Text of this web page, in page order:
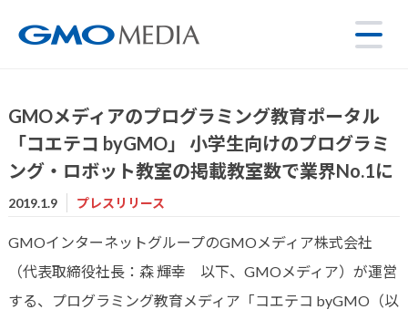
GMOメディアのプログラミング教育ポータル
「コエテコ byGMO」 小学生向けのプログラミ
ング・ロボット教室の掲載教室数で業界No.1に
2019.1.9 プレスリリース
GMOインターネットグループのGMOメディア株式会社
（代表取締役社長：森 輝幸 以下、GMOメディア）が運営
する、プログラミング教育メディア「コエテコ byGMO（以